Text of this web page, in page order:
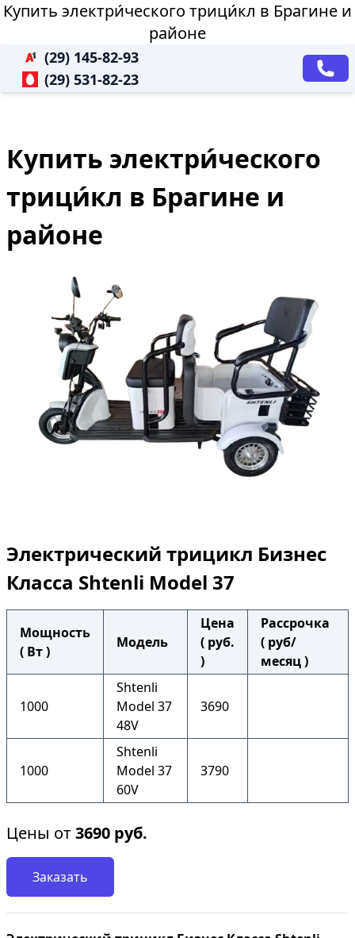
Купить электри́ческого трици́кл в Брагине и
районе
(29) 145-82-93
(29) 531-82-23
Купить электри́ческого
трици́кл в Брагине и
районе
Электрический трицикл Бизнес
Класса Shtenli Model 37
Мощность
( Вт )
Модель
Цена
( руб.
)
Рассрочка
( руб/
месяц )
1000
Shtenli
Model 37
48V
3690
1000
Shtenli
Model 37
60V
3790
Цены от3690 руб.
Заказать